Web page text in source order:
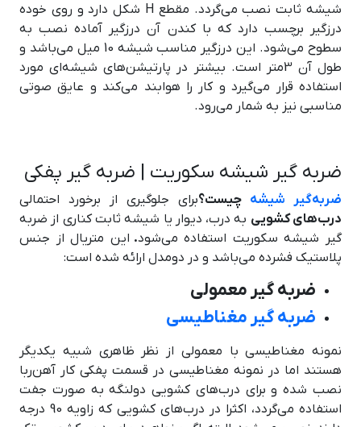
شیشه ثابت نصب می‌گردد. مقطع H شکل دارد و روی خوده
درزگیر برچسب دارد که با کندن آن درزگیر آماده نصب به
سطوح می‌شود. این درزگیر مناسب شیشه 10 میل می‌باشد و
طول آن 3متر است. بیشتر در پارتیشن‌های شیشه‌ای مورد
استفاده قرار می‌گیرد و کار را هوابند می‌کند و عایق صوتی
مناسبی نیز به شمار می‌رود.
ضربه گیر شیشه سکوریت | ضربه گیر پفکی
ضربه‌گیر شیشه چیست؟برای جلوگیری از برخورد احتمالی
درب‌های کشویی به درب، دیوار یا شیشه ثابت کناری از ضربه
گیر شیشه سکوریت استفاده می‌شود. این متریال از جنس
پلاستیک فشرده می‌باشد و در دومدل ارائه شده است:
ضربه گیر معمولی
ضربه گیر مغناطیسی
نمونه مغناطیسی با معمولی از نظر ظاهری شبیه یکدیگر
هستند اما در نمونه مغناطیسی در قسمت پفکی کار آهن‌ربا
نصب شده و برای درب‌های کشویی دولنگه به صورت جفت
استفاده می‌گردد، اکثرا در درب‌های کشویی که زاویه 90 درجه